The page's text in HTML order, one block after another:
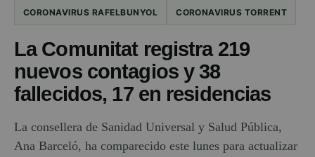
CORONAVIRUS RAFELBUNYOL CORONAVIRUS TORRENT
La Comunitat registra 219
nuevos contagios y 38
fallecidos, 17 en residencias
La consellera de Sanidad Universal y Salud Pública,
Ana Barceló, ha comparecido este lunes para actualizar